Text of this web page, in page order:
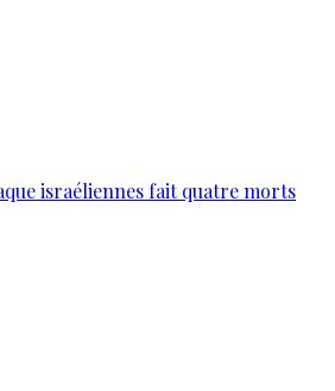
israéliennes fait quatre morts